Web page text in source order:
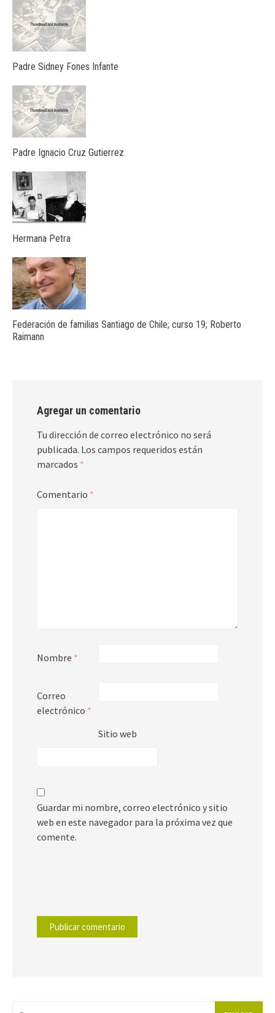
Padre Sidney Fones Infante
Padre Ignacio Cruz Gutierrez
Hermana Petra
Federación de familias Santiago de Chile; curso 19; Roberto
Raimann
Agregar un comentario
Tu dirección de correo electrónico no será
publicada. Los campos requeridos están
marcados *
Comentario *
Nombre *
Correo
electrónico *
Sitio web
Guardar mi nombre, correo electrónico y sitio
web en este navegador para la próxima vez que
comente.